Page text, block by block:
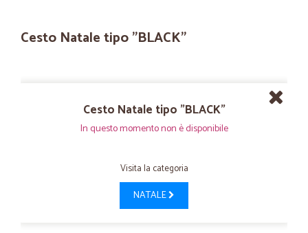
Cesto Natale tipo "BLACK"
Cesto Natale tipo "BLACK"
In questo momento non è disponibile
Visita la categoria
NATALE